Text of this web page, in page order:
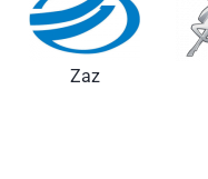
Gaz